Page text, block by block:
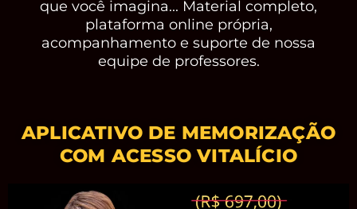
que você imagina... Material completo,
plataforma online própria,
acompanhamento e suporte de nossa
equipe de professores.
APLICATIVO DE MEMORIZAÇÃO
COM ACESSO VITALÍCIO